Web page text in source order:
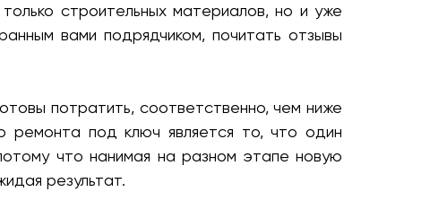
строительных материалов, но и уже
вами подрядчиком, почитать отзывы
потратить, соответственно, чем ниже
ремонта под ключ является то, что один
что нанимая на разном этапе новую
результат.